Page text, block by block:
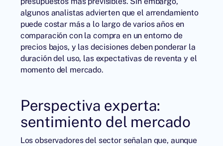
algunos analistas advierten que el arrendamiento
puede costar más a lo largo de varios años en
comparación con la compra en un entorno de
precios bajos, y las decisiones deben ponderar la
duración del uso, las expectativas de reventa y el
momento del mercado.
Perspectiva experta:
sentimiento del mercado
Los observadores del sector señalan que, aunque